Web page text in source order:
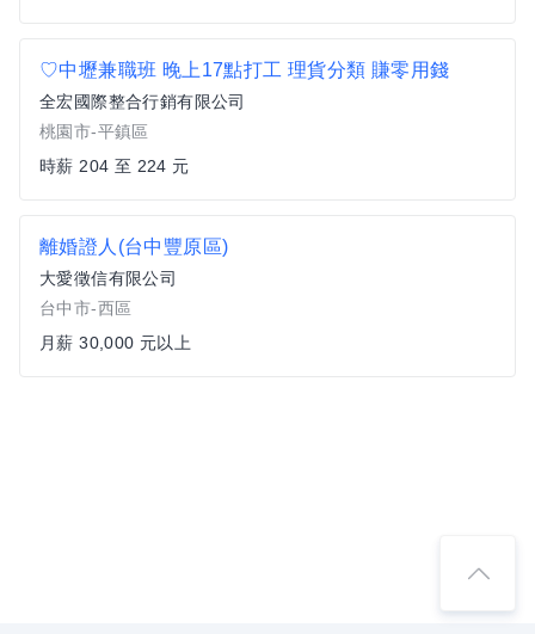
♡中壢兼職班 晚上17點打工 理貨分類 賺零用錢
全宏國際整合行銷有限公司
桃園市-平鎮區
時薪 204 至 224 元
離婚證人(台中豐原區)
大愛徵信有限公司
台中市-西區
月薪 30,000 元以上